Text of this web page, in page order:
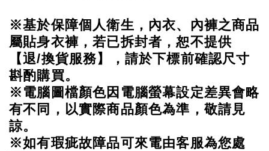
※基於保障個人衛生，內衣、內褲之商品
屬貼身衣褲，若已拆封者，恕不提供
【退/換貨服務】，請於下標前確認尺寸
斟酌購買。
※電腦圖檔顏色因電腦螢幕設定差異會略
有不同，以實際商品顏色為準，敬請見
諒。
※如有瑕疵故障品可來電由客服為您處